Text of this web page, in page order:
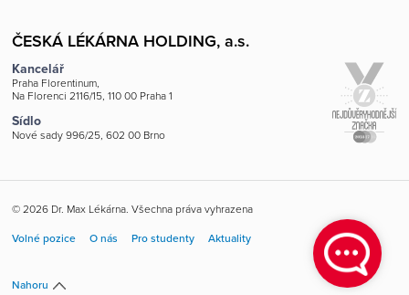
ČESKÁ LÉKÁRNA HOLDING, a.s.
Kancelář
Praha Florentinum,
Na Florenci 2116/15, 110 00 Praha 1
Sídlo
Nové sady 996/25, 602 00 Brno
© 2026 Dr. Max Lékárna. Všechna práva vyhrazena
Volné pozice O nás Pro studenty Aktuality
Nahoru